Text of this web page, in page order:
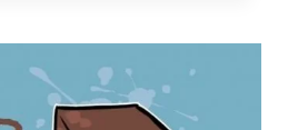
السجون
#64
64#